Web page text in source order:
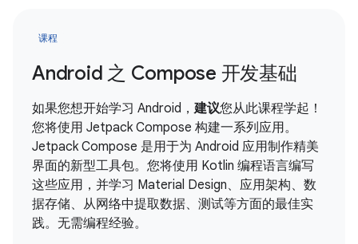
课程
Android 之 Compose 开发基础
如果您想开始学习 Android，建议您从此课程学起！
您将使用 Jetpack Compose 构建一系列应用。
Jetpack Compose 是用于为 Android 应用制作精美
界面的新型工具包。您将使用 Kotlin 编程语言编写
这些应用，并学习 Material Design、应用架构、数
据存储、从网络中提取数据、测试等方面的最佳实
践。无需编程经验。